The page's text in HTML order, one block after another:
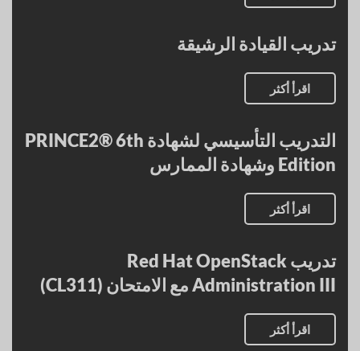
تدريب القيادة الرشيقة
اقرأ أكثر
التدريب التأسيسي لشهادة PRINCE2® 6th
Edition وشهادة الممارس
اقرأ أكثر
تدريب Red Hat OpenStack
Administration III مع الامتحان (CL311)
اقرأ أكثر